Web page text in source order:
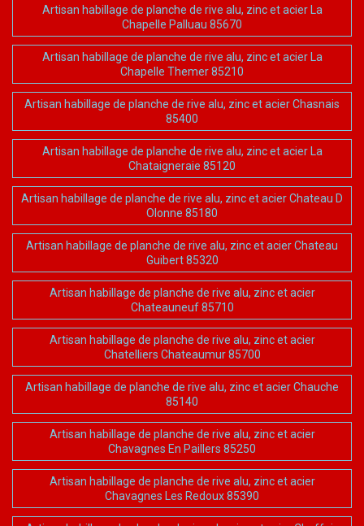
Artisan habillage de planche de rive alu, zinc et acier La
Chapelle Palluau 85670
Artisan habillage de planche de rive alu, zinc et acier La
Chapelle Themer 85210
Artisan habillage de planche de rive alu, zinc et acier Chasnais
85400
Artisan habillage de planche de rive alu, zinc et acier La
Chataigneraie 85120
Artisan habillage de planche de rive alu, zinc et acier Chateau D
Olonne 85180
Artisan habillage de planche de rive alu, zinc et acier Chateau
Guibert 85320
Artisan habillage de planche de rive alu, zinc et acier
Chateauneuf 85710
Artisan habillage de planche de rive alu, zinc et acier
Chatelliers Chateaumur 85700
Artisan habillage de planche de rive alu, zinc et acier Chauche
85140
Artisan habillage de planche de rive alu, zinc et acier
Chavagnes En Paillers 85250
Artisan habillage de planche de rive alu, zinc et acier
Chavagnes Les Redoux 85390